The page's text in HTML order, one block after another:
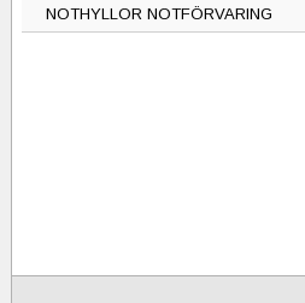
NOTHYLLOR NOTFÖRVARING